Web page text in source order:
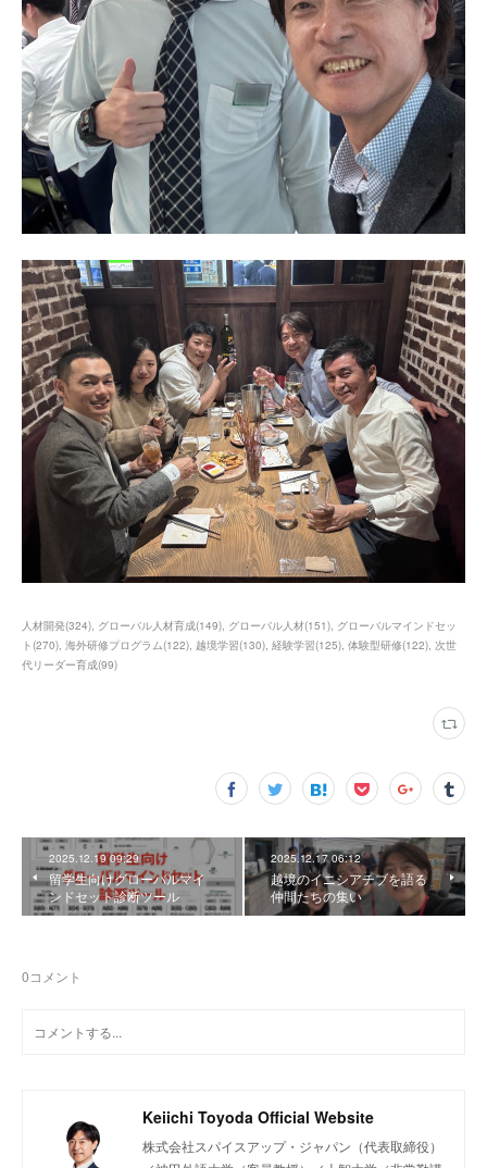
人材開発(324) グローバル人材育成(149) グローバル人材(151) グローバルマインドセッ
ト(270) 海外研修プログラム(122) 越境学習(130) 経験学習(125) 体験型研修(122) 次世
代リーダー育成(99)
2025.12.19 09:29
留学生向けグローバルマイ
ンドセット診断ツール
2025.12.17 06:12
越境のイニシアチブを語る
仲間たちの集い
0コメント
Keiichi Toyoda Official Website
株式会社スパイスアップ・ジャパン（代表取締役）